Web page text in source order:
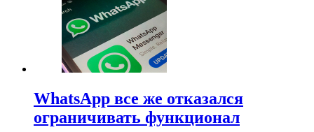
WhatsApp все же отказался
ограничивать функционал